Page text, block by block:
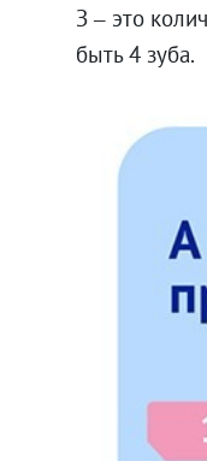
З – это
быть 4 зуба.